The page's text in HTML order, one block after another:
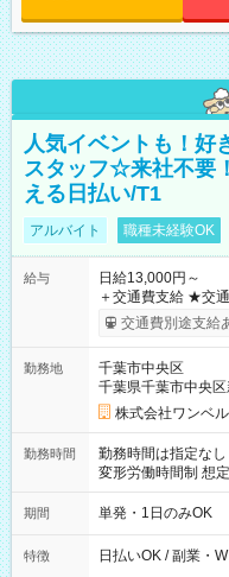
人気イベントも！好
スタッフ☆来社不要
える日払い/T1
アルバイト 職種未経験OK
給与
日給13,000円～
＋交通費支給 ★交通費全額支給！ ┗案件により規定あり ★日払
いOK！（規定あり
ンビニATMから 日払い分
交通費別途支給
勤務地
千葉市中央区
千葉県千葉市中央区
株式会社ワンベ
勤務時間
勤務時間は指定なし
変形労働時間制 想定労働時間
00～20：00
期間 単発・1日のみOK
特徴 日払いOK / 副業・